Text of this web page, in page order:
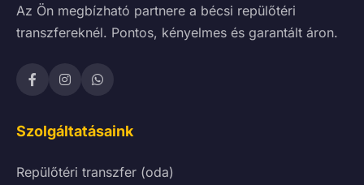
Az Ön megbízható partnere a bécsi repülőtéri
transzfereknél. Pontos, kényelmes és garantált áron.
Szolgáltatásaink
Repülőtéri transzfer (oda)